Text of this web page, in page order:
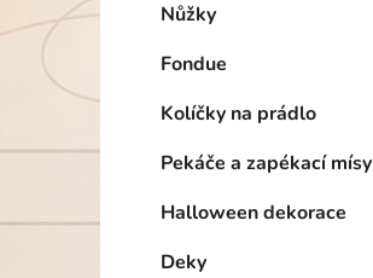
Nůžky
Fondue
Kolíčky na prádlo
Pekáče a zapékací mísy
Halloween dekorace
Deky